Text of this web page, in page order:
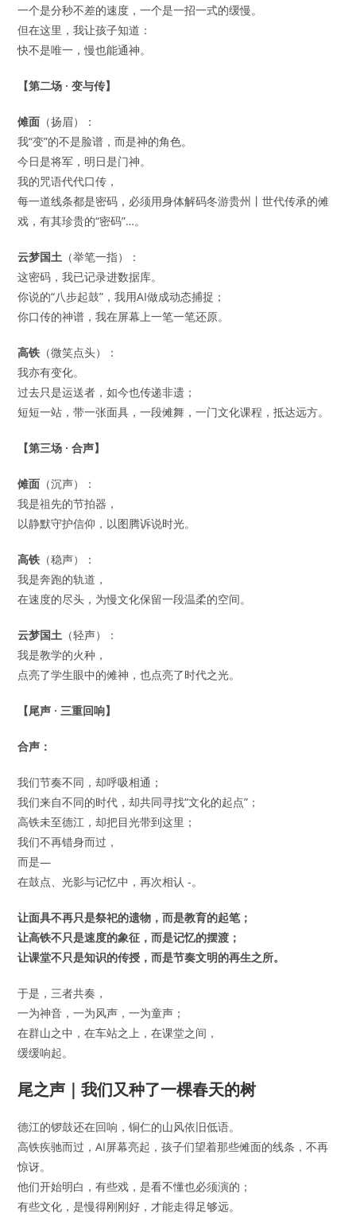
一个是分秒不差的速度，一个是一招一式的缓慢。
但在这里，我让孩子知道：
快不是唯一，慢也能通神。
【第二场 · 变与传】
傩面 （扬眉）：
我“变”的不是脸谱，而是神的角色。
今日是将军，明日是门神。
我的咒语代代口传，
每一道线条都是密码，必须用身体解码冬游贵州丨世代传承的傩
戏，有其珍贵的“密码”…。
云梦国土 （举笔一指）：
这密码，我已记录进数据库。
你说的“八步起鼓”，我用AI做成动态捕捉；
你口传的神谱，我在屏幕上一笔一笔还原。
高铁 （微笑点头）：
我亦有变化。
过去只是运送者，如今也传递非遗；
短短一站，带一张面具，一段傩舞，一门文化课程，抵达远方。
【第三场 · 合声】
傩面 （沉声）：
我是祖先的节拍器，
以静默守护信仰，以图腾诉说时光。
高铁 （稳声）：
我是奔跑的轨道，
在速度的尽头，为慢文化保留一段温柔的空间。
云梦国土 （轻声）：
我是教学的火种，
点亮了学生眼中的傩神，也点亮了时代之光。
【尾声 · 三重回响】
合声：
我们节奏不同，却呼吸相通；
我们来自不同的时代，却共同寻找“文化的起点”；
高铁未至德江，却把目光带到这里；
我们不再错身而过，
而是—
在鼓点、光影与记忆中，再次相认 -。
让面具不再只是祭祀的遗物，而是教育的起笔；
让高铁不只是速度的象征，而是记忆的摆渡；
让课堂不只是知识的传授，而是节奏文明的再生之所。
于是，三者共奏，
一为神音，一为风声，一为童声；
在群山之中，在车站之上，在课堂之间，
缓缓响起。
尾之声｜我们又种了一棵春天的树
德江的锣鼓还在回响，铜仁的山风依旧低语。
高铁疾驰而过，AI屏幕亮起，孩子们望着那些傩面的线条，不再
惊讶。
他们开始明白，有些戏，是看不懂也必须演的；
有些文化，是慢得刚刚好，才能走得足够远。